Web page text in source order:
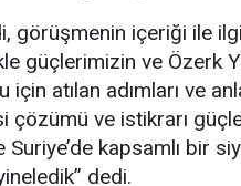
görüşmenin içeriği ile
güçlerimizin ve Özerk
için atılan adımları ve
çözümü ve istikrarı
Suriye’de kapsamlı bir
dedi.